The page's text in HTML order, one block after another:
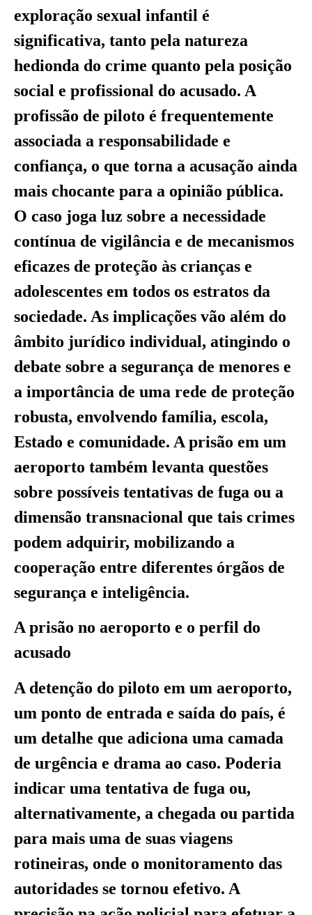
exploração sexual infantil é
significativa, tanto pela natureza
hedionda do crime quanto pela posição
social e profissional do acusado. A
profissão de piloto é frequentemente
associada a responsabilidade e
confiança, o que torna a acusação ainda
mais chocante para a opinião pública.
O caso joga luz sobre a necessidade
contínua de vigilância e de mecanismos
eficazes de proteção às crianças e
adolescentes em todos os estratos da
sociedade. As implicações vão além do
âmbito jurídico individual, atingindo o
debate sobre a segurança de menores e
a importância de uma rede de proteção
robusta, envolvendo família, escola,
Estado e comunidade. A prisão em um
aeroporto também levanta questões
sobre possíveis tentativas de fuga ou a
dimensão transnacional que tais crimes
podem adquirir, mobilizando a
cooperação entre diferentes órgãos de
segurança e inteligência.
A prisão no aeroporto e o perfil do
acusado
A detenção do piloto em um aeroporto,
um ponto de entrada e saída do país, é
um detalhe que adiciona uma camada
de urgência e drama ao caso. Poderia
indicar uma tentativa de fuga ou,
alternativamente, a chegada ou partida
para mais uma de suas viagens
rotineiras, onde o monitoramento das
autoridades se tornou efetivo. A